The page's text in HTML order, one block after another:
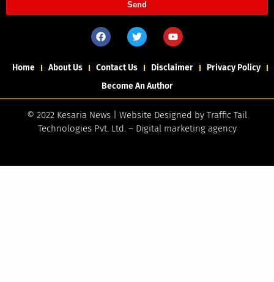
Send
Home About Us Contact Us Disclaimer
Privacy Policy
Become An Author
© 2022 Kesaria News | Website Designed by Traffic Tail
Technologies Pvt. Ltd.– Digital marketing agency